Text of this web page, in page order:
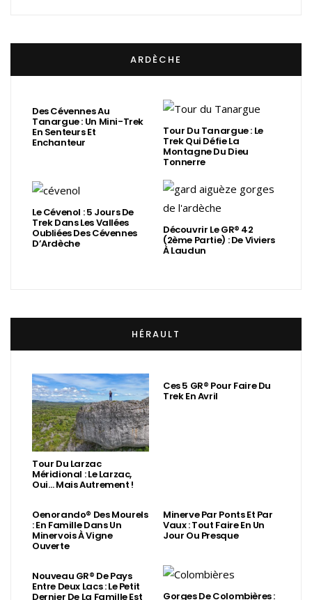
ARDÈCHE
Des Cévennes Au
Tanargue : Un Mini-Trek
En Senteurs Et
Enchanteur
Tour Du Tanargue : Le
Trek Qui Défie La
Montagne Du Dieu
Tonnerre
Le Cévenol : 5 Jours De
Trek Dans Les Vallées
Oubliées Des Cévennes
D’Ardèche
Découvrir Le GR® 42
(2ème Partie) : De Viviers
À Laudun
HÉRAULT
Tour Du Larzac
Méridional : Le Larzac,
Oui… Mais Autrement !
Ces 5 GR® Pour Faire Du
Trek En Avril
Oenorando® Des Mourels
: En Famille Dans Un
Minervois À Vigne
Ouverte
Minerve Par Ponts Et Par
Vaux : Tout Faire En Un
Jour Ou Presque
Nouveau GR® De Pays
Entre Deux Lacs : Le Petit
Dernier De La Famille Est Gorges De Colombières :